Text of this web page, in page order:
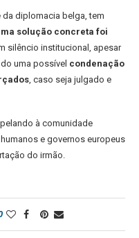
diplomacia belga, tem
solução concreta foi
silêncio institucional, apesar
uma possível condenação
, caso seja julgado e
à comunidade
e governos europeus
do irmão.